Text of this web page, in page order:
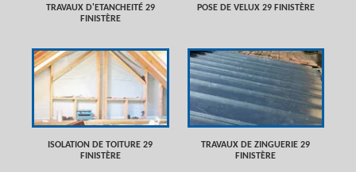
TRAVAUX D'ETANCHEITÉ 29
FINISTÈRE
POSE DE VELUX 29 FINISTÈRE
ISOLATION DE TOITURE 29
FINISTÈRE
TRAVAUX DE ZINGUERIE 29
FINISTÈRE